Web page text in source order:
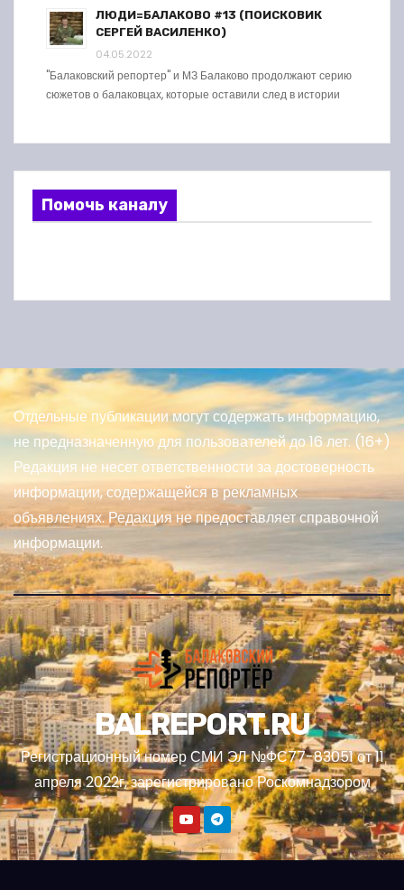
ЛЮДИ=БАЛАКОВО #13 (ПОИСКОВИК
СЕРГЕЙ ВАСИЛЕНКО)
04.05.2022
"Балаковский репортер" и МЗ Балаково продолжают серию
сюжетов о балаковцах, которые оставили след в истории
Помочь каналу
Отдельные публикации могут содержать информацию,
не предназначенную для пользователей до 16 лет. (16+)
Редакция не несет ответственности за достоверность
информации, содержащейся в рекламных
объявлениях. Редакция не предоставляет справочной
информации.
BALREPORT.RU
Регистрационный номер СМИ ЭЛ №ФС77-83051 от 11
апреля 2022г, зарегистрировано Роскомнадзором